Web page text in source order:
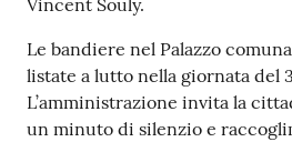
Vincent Souly.
Le bandiere nel Palazzo
listate a lutto nella giornata del
L’amministrazione invita la
un minuto di silenzio e